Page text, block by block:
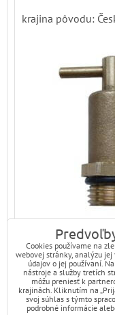
krajina pôvodu:
Dostupnosť:
Cookies používame na
webovej stránky, analýzu
údajov o jej používaní.
nástroje a služby tretích
môžu preniesť k
krajinách. Kliknutím na
svoj súhlas s týmto
podrobné informácie